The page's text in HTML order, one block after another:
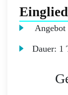
Angebot
Dauer: 1